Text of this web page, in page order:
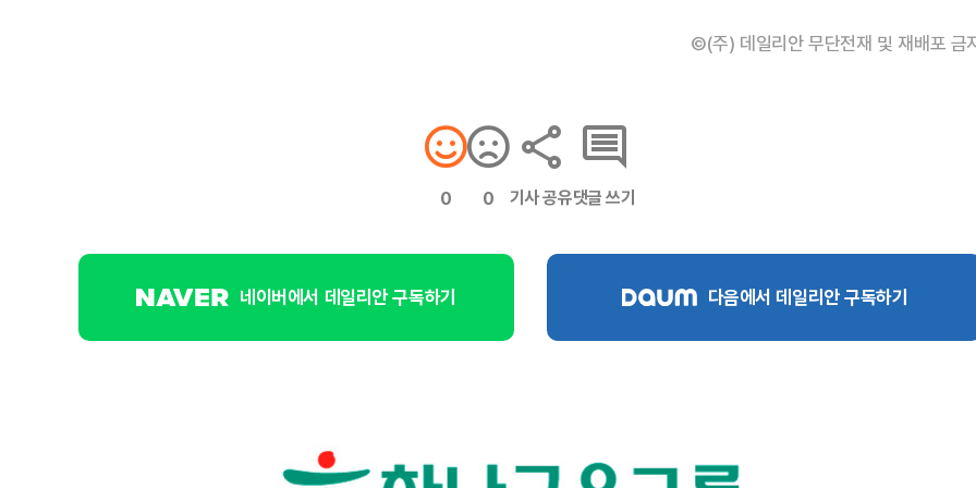
©(주) 데일리안 무단전재 및 재배포 금
0 0 기사 공유댓글 쓰기
네이버에서 데일리안 구독하기 다음에서 데일리안 구독하기